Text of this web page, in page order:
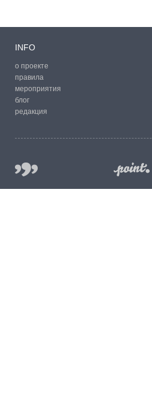
INFO
о проекте
правила
мероприятия
блог
редакция